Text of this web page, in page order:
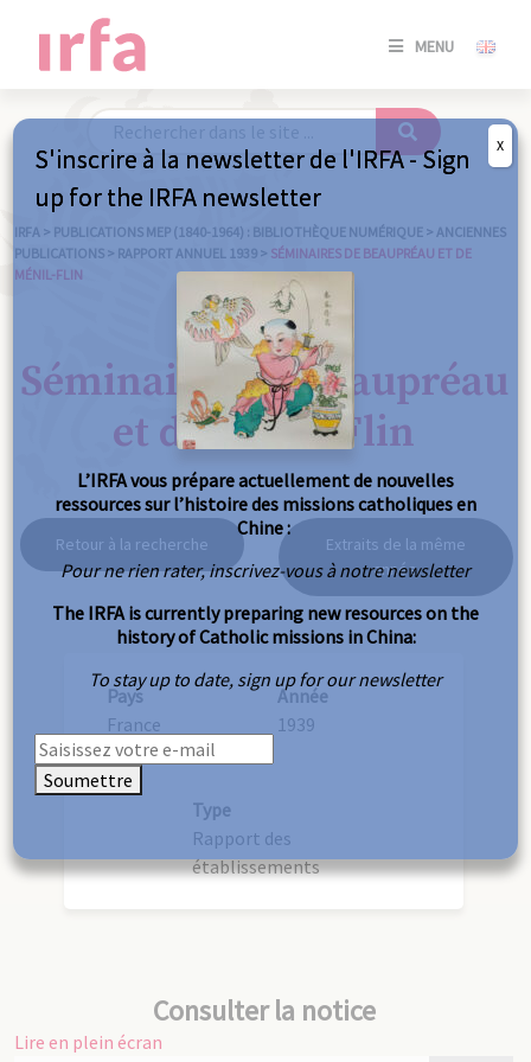
MENU
SE
/
IRFA > PUBLICATIONS MEP (1840-1964) : BIBLIOTHÈQUE NUMÉRIQUE > ANCIENNES
PUBLICATIONS > RAPPORT ANNUEL 1939 > SÉMINAIRES DE BEAUPRÉAU ET DE
MÉNIL-FLIN
Séminaires de Beaupréau
et de Ménil-Flin
Retour à la recherche
Extraits de la même
année
Pays
France
Année
1939
Type
Rapport des
établissements
Consulter la notice
Lire en plein écran
S'inscrire à la newsletter de l'IRFA - Sign
up for the IRFA newsletter
L’IRFA vous prépare actuellement de nouvelles
ressources sur l’histoire des missions catholiques en
Chine :
Pour ne rien rater, inscrivez-vous à notre newsletter
The IRFA is currently preparing new resources on the
history of Catholic missions in China:
To stay up to date, sign up for our newsletter
Soumettre
X